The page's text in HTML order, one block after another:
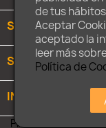
SOBRE
SU CUENTA
INFORMACIÓN
Playmaniac.es
de tus
Aceptar
aceptado la
leer más
Política de